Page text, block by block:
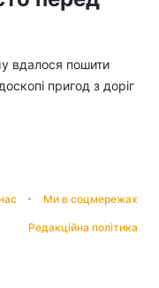
вдалося пошити
пригод з доріг
Ми в соцмережах
Редакційна політика